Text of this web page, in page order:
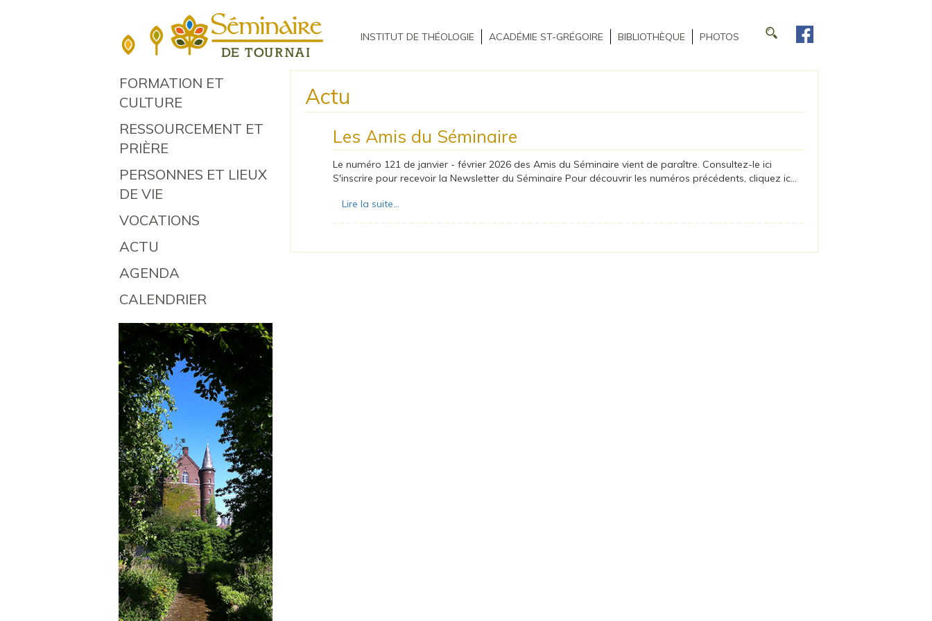
INSTITUT DE THÉOLOGIE ACADÉMIE ST-GRÉGOIRE BIBLIOTHÈQUE PHOTOS
FORMATION ET
CULTURE
RESSOURCEMENT ET
PRIÈRE
PERSONNES ET LIEUX
DE VIE
VOCATIONS
ACTU
AGENDA
CALENDRIER
Actu
Les Amis du Séminaire
Le numéro 121 de janvier - février 2026 des Amis du Séminaire vient de paraître. Consultez-le ici
S'inscrire pour recevoir la Newsletter du Séminaire Pour découvrir les numéros précédents, cliquez ic...
Lire la suite...